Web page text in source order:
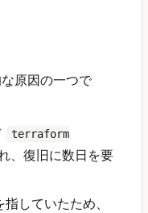
原因の一つで
terraform
、復旧に数日を要
していたため、